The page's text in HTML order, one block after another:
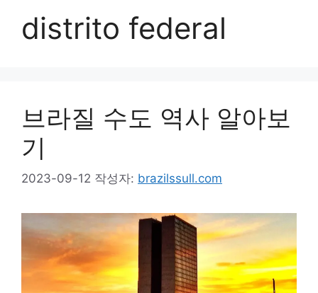
distrito federal
브라질 수도 역사 알아보
기
2023-09-12 작성자: brazilssull.com